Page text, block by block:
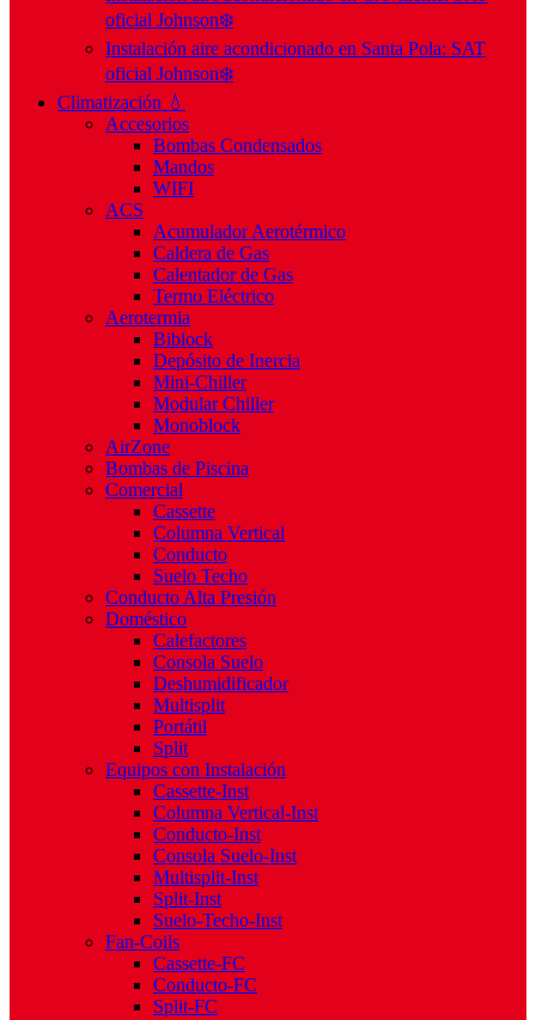
oficial Johnson❄️
Instalación aire acondicionado en Santa Pola: SAT
oficial Johnson❄️
Climatización 💧
Accesorios
Bombas Condensados
Mandos
WIFI
ACS
Acumulador Aerotérmico
Caldera de Gas
Calentador de Gas
Termo Eléctrico
Aerotermia
Biblock
Depósito de Inercia
Mini-Chiller
Modular Chiller
Monoblock
AirZone
Bombas de Piscina
Comercial
Cassette
Columna Vertical
Conducto
Suelo Techo
Conducto Alta Presión
Doméstico
Calefactores
Consola Suelo
Deshumidificador
Multisplit
Portátil
Split
Equipos con Instalación
Cassette-Inst
Columna Vertical-Inst
Conducto-Inst
Consola Suelo-Inst
Multisplit-Inst
Split-Inst
Suelo-Techo-Inst
Fan-Coils
Cassette-FC
Conducto-FC
Split-FC